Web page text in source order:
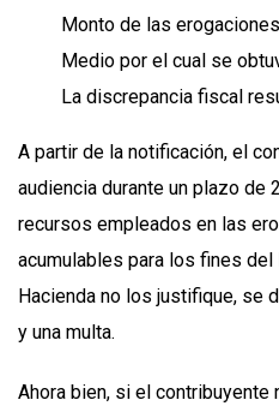
Monto de las
Medio por el cual se
La discrepancia fiscal
A partir de la notificación, el
audiencia durante un plazo de
recursos empleados en las
acumulables para los fines del
Hacienda no los justifique, se
y una multa.
Ahora bien, si el contribuyente